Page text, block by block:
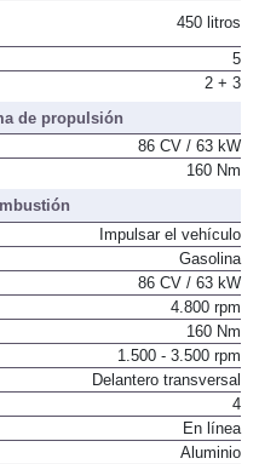
450 litros
5
2 + 3
de propulsión
86 CV / 63 kW
160 Nm
Impulsar el vehículo
Gasolina
86 CV / 63 kW
4.800 rpm
160 Nm
1.500 - 3.500 rpm
Delantero transversal
4
En línea
Aluminio